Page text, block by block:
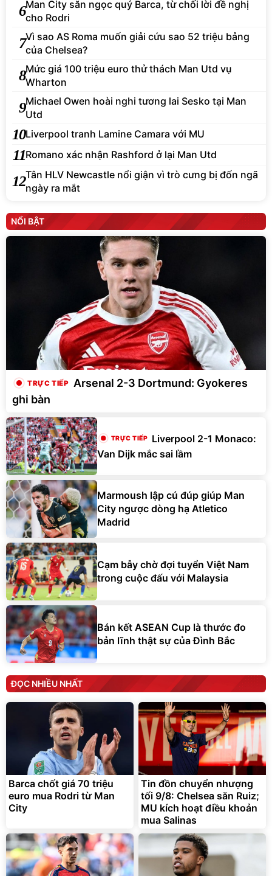
6Man City săn ngọc quý Barca, từ chối lời đề nghị
cho Rodri
7Vì sao AS Roma muốn giải cứu sao 52 triệu bảng
của Chelsea?
8Mức giá 100 triệu euro thử thách Man Utd vụ
Wharton
9Michael Owen hoài nghi tương lai Sesko tại Man
Utd
10Liverpool tranh Lamine Camara với MU
11Romano xác nhận Rashford ở lại Man Utd
12Tân HLV Newcastle nổi giận vì trò cưng bị đốn ngã
ngày ra mắt
NỔI BẬT
Arsenal 2-3 Dortmund: Gyokeres
ghi bàn
Liverpool 2-1 Monaco:
Van Dijk mắc sai lầm
Marmoush lập cú đúp giúp Man
City ngược dòng hạ Atletico
Madrid
Cạm bẫy chờ đợi tuyển Việt Nam
trong cuộc đấu với Malaysia
Bán kết ASEAN Cup là thước đo
bản lĩnh thật sự của Đình Bắc
ĐỌC NHIỀU NHẤT
Barca chốt giá 70 triệu
euro mua Rodri từ Man
City
Tin đồn chuyển nhượng
tối 9/8: Chelsea săn Ruiz;
MU kích hoạt điều khoản
mua Salinas